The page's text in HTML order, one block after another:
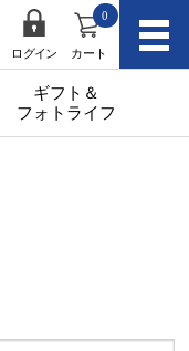
ログイン カート
0
ギフト＆
フォトライフ